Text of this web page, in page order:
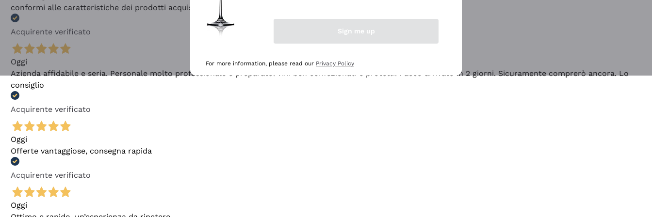
conformi alle caratteristiche dei prodotti acquistati
Acquirente verificato
Oggi
Azienda affidabile e seria. Personale molto professionale e preparato. Vini ben confezionati e protetti. Pacco arrivato in 2 giorni. Sicuramente comprerò ancora. Lo
consiglio
Acquirente verificato
Oggi
Offerte vantaggiose, consegna rapida
Acquirente verificato
Oggi
Sign me up
For more information, please read our Privacy Policy